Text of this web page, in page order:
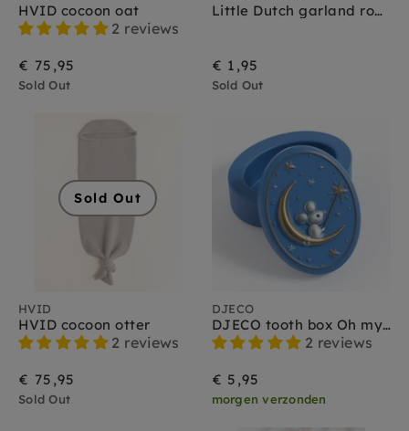
HVID cocoon oat
2 reviews
€ 75,95
Sold Out
Little Dutch garland rope 150 cm
€ 1,95
Sold Out
Sold Out
HVID
HVID cocoon otter
2 reviews
€ 75,95
Sold Out
DJECO
DJECO tooth box Oh my teeth
2 reviews
€ 5,95
morgen verzonden